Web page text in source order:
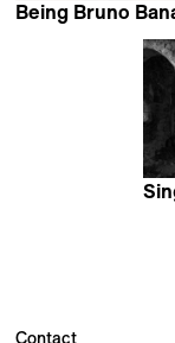
Being Bruno
Contact